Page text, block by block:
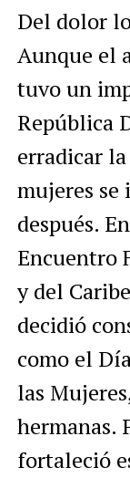
Del dolor
Aunque el
tuvo un
República
erradicar
mujeres
después.
Encuentro
y del
decidió
como el
las
hermanas.
fortaleció